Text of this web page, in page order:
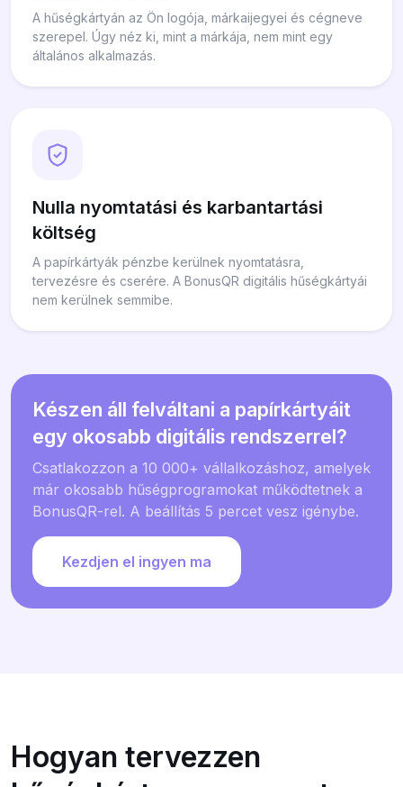
A hűségkártyán az Ön logója, márkaijegyei és cégneve
szerepel. Úgy néz ki, mint a márkája, nem mint egy
általános alkalmazás.
Nulla nyomtatási és karbantartási
költség
A papírkártyák pénzbe kerülnek nyomtatásra,
tervezésre és cserére. A BonusQR digitális hűségkártyái
nem kerülnek semmibe.
Készen áll felváltani a papírkártyáit
egy okosabb digitális rendszerrel?
Csatlakozzon a 10 000+ vállalkozáshoz, amelyek
már okosabb hűségprogramokat működtetnek a
BonusQR-rel. A beállítás 5 percet vesz igénybe.
Kezdjen el ingyen ma
Hogyan tervezzen